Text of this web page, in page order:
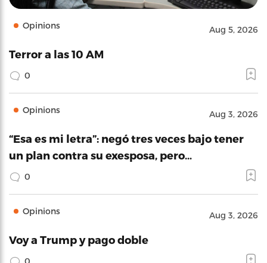
Opinions Aug 5, 2026
Terror a las 10 AM
0
Opinions Aug 3, 2026
“Esa es mi letra”: negó tres veces bajo tener
un plan contra su exesposa, pero…
0
Opinions Aug 3, 2026
Voy a Trump y pago doble
0